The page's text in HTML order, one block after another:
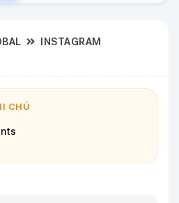
INSTAGRAM
CHÚ